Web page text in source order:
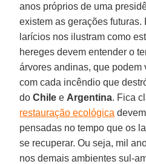
anos próprios de uma
existem as gerações
larícios nos ilustram como
hereges devem entender o
árvores andinas, que podem
com cada incêndio que
doChile e Argentina. Fica
restauração ecológica
pensadas no tempo que os
se recuperar. Ou seja, mil
nos demais ambientes sul-